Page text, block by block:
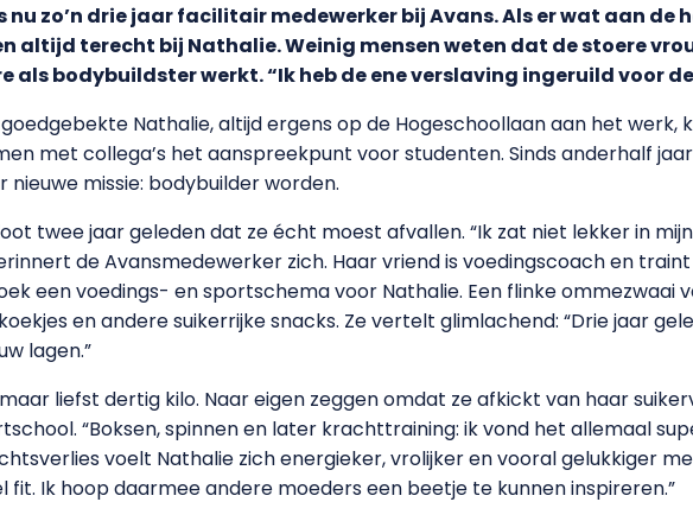
zo’n drie jaar facilitair medewerker bij Avans. Als er wat aan de
altijd terecht bij Nathalie. Weinig mensen weten dat de stoere
als bodybuildster werkt. “Ik heb de ene verslaving ingeruild voor
Nathalie, altijd ergens op de Hogeschoollaan aan het werk,
met collega’s het aanspreekpunt voor studenten. Sinds anderhalf
missie: bodybuilder worden.
twee jaar geleden dat ze écht moest afvallen. “Ik zat niet lekker in
de Avansmedewerker zich. Haar vriend is voedingscoach en
een voedings- en sportschema voor Nathalie. Een flinke ommezwaai
en andere suikerrijke snacks. Ze vertelt glimlachend: “Drie jaar
lagen.”
liefst dertig kilo. Naar eigen zeggen omdat ze afkickt van haar
“Boksen, spinnen en later krachttraining: ik vond het allemaal
voelt Nathalie zich energieker, vrolijker en vooral gelukkiger
fit. Ik hoop daarmee andere moeders een beetje te kunnen inspireren.”